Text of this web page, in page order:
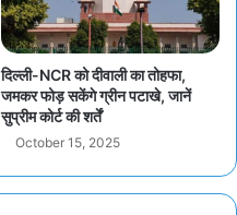
दिल्ली-NCR को दीवाली का तोहफा,
जमकर फोड़ सकेंगे ग्रीन पटाखे, जानें
सुप्रीम कोर्ट की शर्तें
October 15, 2025